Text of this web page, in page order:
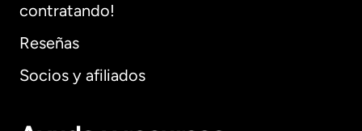
contratando!
Reseñas
Socios y afiliados